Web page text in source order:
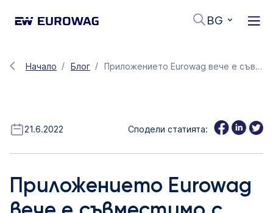
BG
Начало Блог Приложението Eurowag вече е съвместимо с Android Auto
21.6.2022 Сподели статията:
Приложението Eurowag